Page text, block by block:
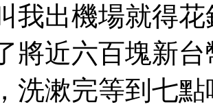
我出機場就得
將近六百塊新
洗漱完等到七